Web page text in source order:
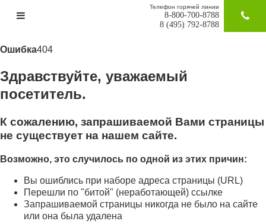
Телефон горячей линии
8-800-700-8788
8 (495) 792-8788
Ошибка404
Здравствуйте, уважаемый
посетитель.
К сожалению, запрашиваемой Вами страницы
не существует на нашем сайте.
Возможно, это случилось по одной из этих причин:
Вы ошиблись при наборе адреса страницы (URL)
Перешли по "битой" (неработающей) ссылке
Запрашиваемой страницы никогда не было на сайте
или она была удалена